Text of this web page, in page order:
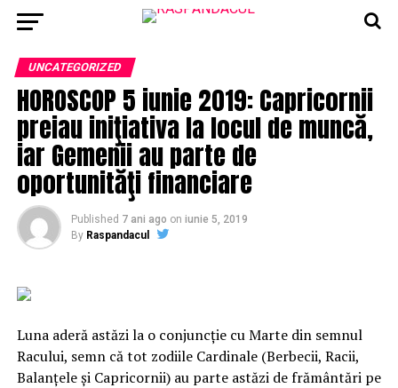
UNCATEGORIZED
HOROSCOP 5 iunie 2019: Capricornii
preiau iniţiativa la locul de muncă,
iar Gemenii au parte de
oportunităţi financiare
Published 7 ani ago on iunie 5, 2019
By Raspandacul
Luna aderă astăzi la o conjuncţie cu Marte din semnul
Racului, semn că tot zodiile Cardinale (Berbecii, Racii,
Balanţele şi Capricornii) au parte astăzi de frământări pe